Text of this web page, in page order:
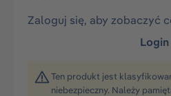
Zaloguj się, aby zobaczyć
Login
Ten produkt jest
niebezpieczny. Należy